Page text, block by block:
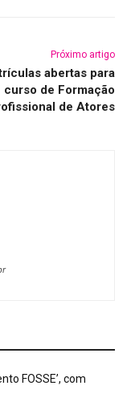
Próximo artigo
abertas para
curso de Formação
de Atores
FOSSE’, com